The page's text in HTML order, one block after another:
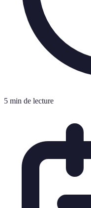
5 min de lecture